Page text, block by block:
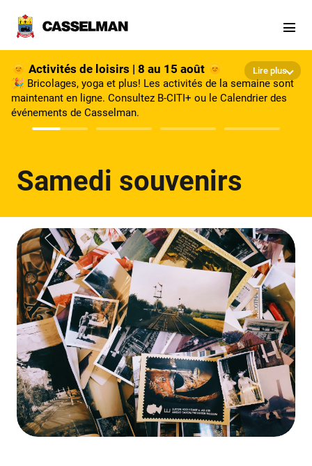
Lire plus
🌞 Activités de loisirs | 8 au 15 août 🌞
🎉 Bricolages, yoga et plus! Les activités de la semaine sont
maintenant en ligne. Consultez B-CITI+ ou le Calendrier des
événements de Casselman.
Samedi souvenirs